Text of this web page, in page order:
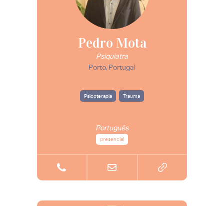
Pedro Mota
Psiquiatra
Porto, Portugal
Psicoterapia Trauma
Português
presencial